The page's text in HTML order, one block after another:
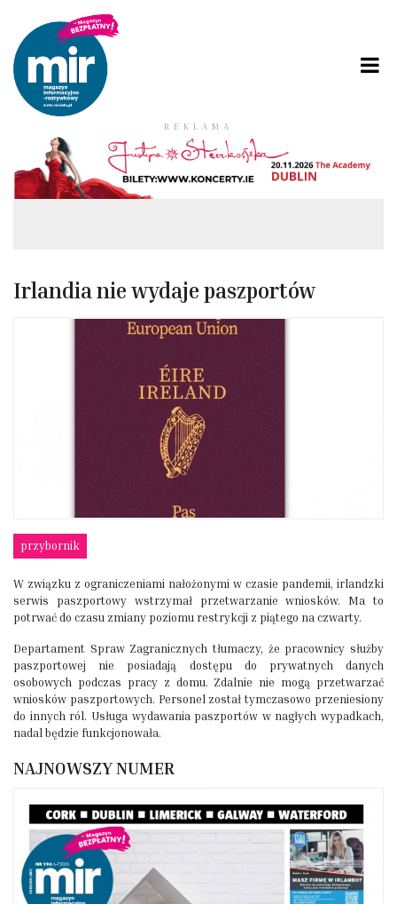
REKLAMA
Irlandia nie wydaje paszportów
przybornik
W związku z ograniczeniami nałożonymi w czasie pandemii, irlandzki
serwis paszportowy wstrzymał przetwarzanie wniosków. Ma to
potrwać do czasu zmiany poziomu restrykcji z piątego na czwarty.
Departament Spraw Zagranicznych tłumaczy, że pracownicy służby
paszportowej nie posiadają dostępu do prywatnych danych
osobowych podczas pracy z domu. Zdalnie nie mogą przetwarzać
wniosków paszportowych. Personel został tymczasowo przeniesiony
do innych ról. Usługa wydawania paszportów w nagłych wypadkach,
nadal będzie funkcjonowała.
NAJNOWSZY NUMER